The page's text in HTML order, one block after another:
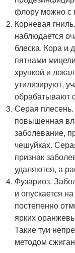
флору можно с
Корневая
наблюдается
блеска. Кора и
пятнами
хрупкой и
утилизируют,
обрабатывают
Серая
повышенная
заболевание,
чешуйках.
признак
удаляются, а
Фузариоз.
и опускается
постепенно
ярких
Такие туи
методом